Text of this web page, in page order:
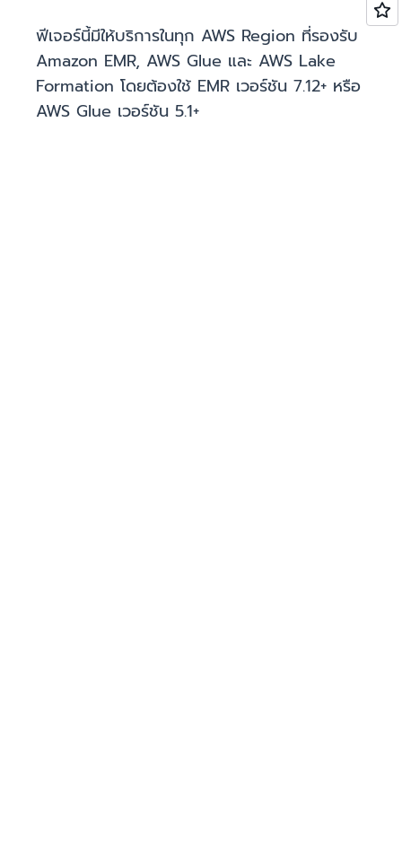
ฟีเจอร์นี้มีให้บริการในทุก AWS Region ที่รองรับ
Amazon EMR, AWS Glue และ AWS Lake
Formation โดยต้องใช้ EMR เวอร์ชัน 7.12+ หรือ
AWS Glue เวอร์ชัน 5.1+